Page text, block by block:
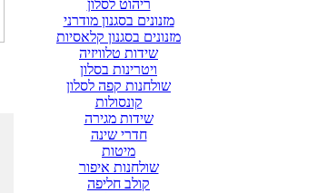
ריהוט לסלון
מזנונים בסגנון מודרני
מזנונים בסגנון קלאסיות
שידות טלוויזיה
ויטרינות בסלון
שולחנות קפה לסלון
קונסולות
שידות מגירה
חדרי שינה
מיטות
שולחנות איפור
קולב חליפה